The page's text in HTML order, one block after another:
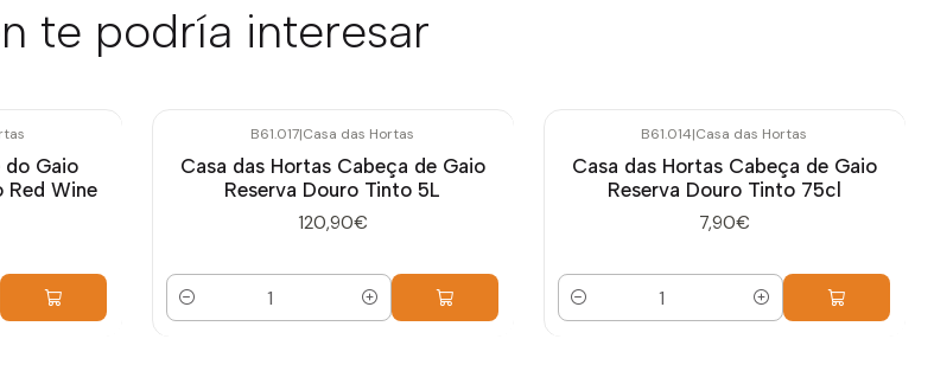
te podría interesar
do Gaio
Red Wine
B61.017|Casa das Hortas
Casa das Hortas Cabeça de Gaio
Reserva Douro Tinto 5L
120,90€
Cantidad
B61.014|Casa das Hortas
Casa das Hortas Cabeça de Gaio
Reserva Douro Tinto 75cl
7,90€
Cantidad